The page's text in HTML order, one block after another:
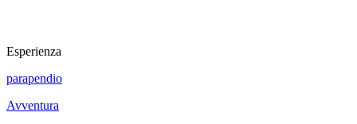
Esperienza
parapendio
Avventura